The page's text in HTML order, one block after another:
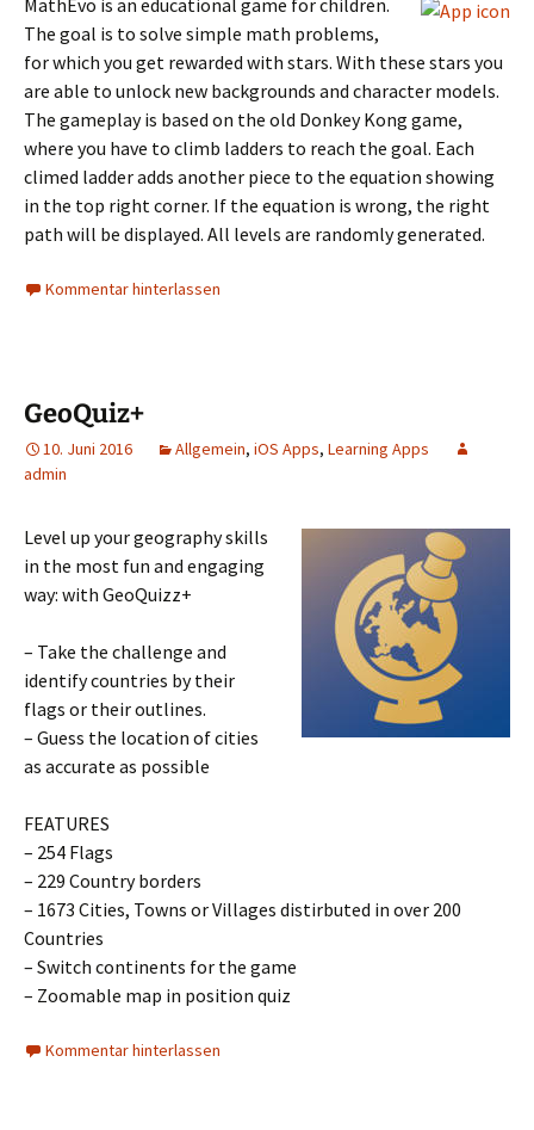
MathEvo is an educational game for children.
The goal is to solve simple math problems,
for which you get rewarded with stars. With these stars you
are able to unlock new backgrounds and character models.
The gameplay is based on the old Donkey Kong game,
where you have to climb ladders to reach the goal. Each
climed ladder adds another piece to the equation showing
in the top right corner. If the equation is wrong, the right
path will be displayed. All levels are randomly generated.
Kommentar hinterlassen
GeoQuiz+
10. Juni 2016 Allgemein, iOS Apps, Learning Apps
admin
Level up your geography skills
in the most fun and engaging
way: with GeoQuizz+
– Take the challenge and
identify countries by their
flags or their outlines.
– Guess the location of cities
as accurate as possible
FEATURES
– 254 Flags
– 229 Country borders
– 1673 Cities, Towns or Villages distirbuted in over 200
Countries
– Switch continents for the game
– Zoomable map in position quiz
Kommentar hinterlassen